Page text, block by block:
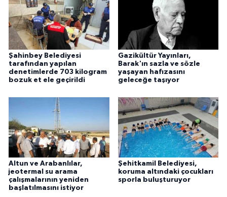
Şahinbey Belediyesi
tarafından yapılan
denetimlerde 703 kilogram
bozuk et ele geçirildi
Gazikültür Yayınları,
Barak'ın sazla ve sözle
yaşayan hafızasını
geleceğe taşıyor
Altun ve Arabanlılar,
jeotermal su arama
çalışmalarının yeniden
başlatılmasını istiyor
Şehitkamil Belediyesi,
koruma altındaki çocukları
sporla buluşturuyor
YAŞAM
YEREL
Yerel Haberler